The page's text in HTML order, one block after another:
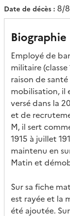
Date de décès 8/
Biographie
Employé de
militaire
raison de
mobilisation, il
versé dans la
et de
M, il sert
1915 à juillet
maintenu en
Matin et
Sur sa fiche
est rayée et la
été ajoutée.